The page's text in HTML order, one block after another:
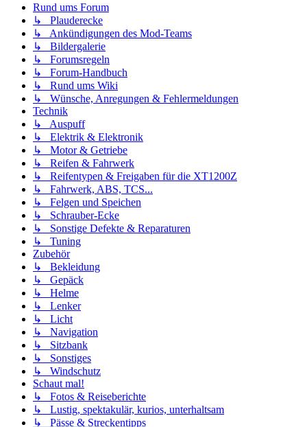
Rund ums Forum
↳ Plauderecke
↳ Ankündigungen des Mod-Teams
↳ Bildergalerie
↳ Forumsregeln
↳ Forum-Handbuch
↳ Rund ums Wiki
↳ Wünsche, Anregungen & Fehlermeldungen
Technik
↳ Auspuff
↳ Elektrik & Elektronik
↳ Motor & Getriebe
↳ Reifen & Fahrwerk
↳ Reifentypen & Freigaben für die XT1200Z
↳ Fahrwerk, ABS, TCS...
↳ Felgen und Speichen
↳ Schrauber-Ecke
↳ Sonstige Defekte & Reparaturen
↳ Tuning
Zubehör
↳ Bekleidung
↳ Gepäck
↳ Helme
↳ Lenker
↳ Licht
↳ Navigation
↳ Sitzbank
↳ Sonstiges
↳ Windschutz
Schaut mal!
↳ Fotos & Reiseberichte
↳ Lustig, spektakulär, kurios, unterhaltsam
↳ Pässe & Streckentipps